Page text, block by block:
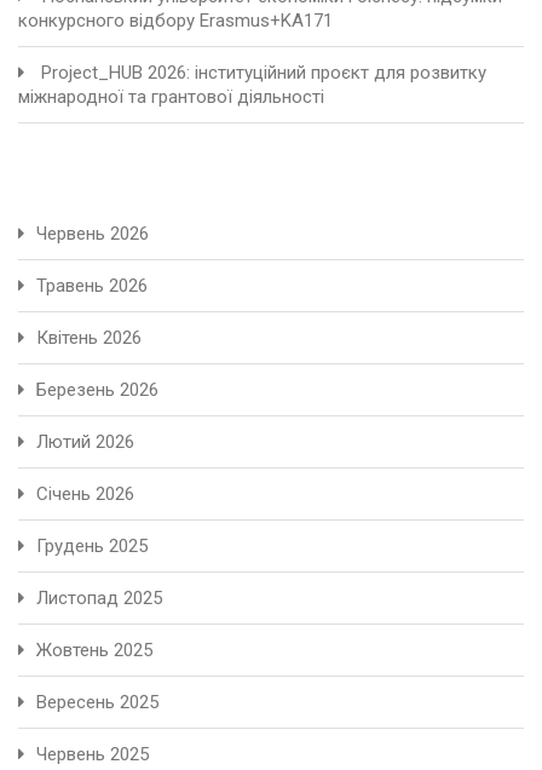
конкурсного відбору Erasmus+KA171
Project_HUB 2026: інституційний проєкт для розвитку
міжнародної та грантової діяльності
Червень 2026
Травень 2026
Квітень 2026
Березень 2026
Лютий 2026
Січень 2026
Грудень 2025
Листопад 2025
Жовтень 2025
Вересень 2025
Червень 2025